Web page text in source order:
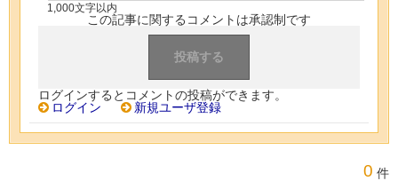
1,000文字以内
この記事に関するコメントは承認制です
ログインするとコメントの投稿ができます。
ログイン
新規ユーザ登録
0 件